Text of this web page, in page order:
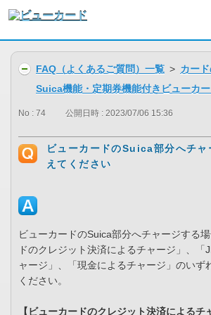
FAQ（よくあるご質問）一覧 > カー
Suica機能・定期券機能付きビューカ
No : 74 公開日時 : 2023/07/06 15:36
ビューカードのSuica部分へチャ
えてください
ビューカードのSuica部分へチャージする
ドのクレジット決済によるチャージ」、「
ャージ」、「現金によるチャージ」のいず
ください。
【ビューカードのクレジット決済によるチ